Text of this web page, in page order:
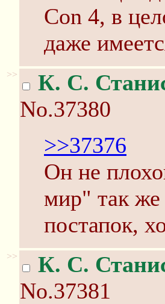
Con 4, в
даже
>> К. С.
No.37380
>>37376
Он не
мир" так же
постапок,
>> К. С.
No.37381